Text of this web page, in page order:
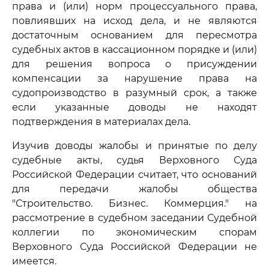
права и (или) норм процессуального права,
повлиявших на исход дела, и не являются
достаточным основанием для пересмотра
судебных актов в кассационном порядке и (или)
для решения вопроса о присуждении
компенсации за нарушение права на
судопроизводство в разумный срок, а также
если указанные доводы не находят
подтверждения в материалах дела.
Изучив доводы жалобы и принятые по делу
судебные акты, судья Верховного Суда
Российской Федерации считает, что оснований
для передачи жалобы общества
"Строительство. Бизнес. Коммерция." на
рассмотрение в судебном заседании Судебной
коллегии по экономическим спорам
Верховного Суда Российской Федерации не
имеется.